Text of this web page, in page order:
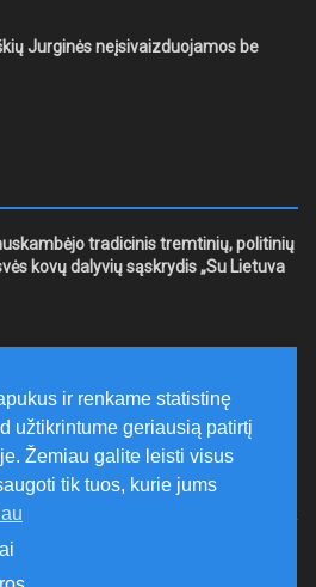
Jurginės neįsivaizduojamos be
tradicinis tremtinių, politinių
kovų dalyvių sąskrydis „Su Lietuva
eismo taisyklių, tausoti aplinką
redakcijai
ir renkame statistinę
užtikrintume geriausią patirtį
Žemiau galite leisti visus
tik tuos, kurie jums